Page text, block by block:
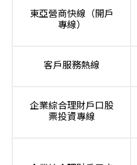
東亞營商快線（開戶
專線）
客戶服務熱線
企業綜合理財戶口股
票投資專線